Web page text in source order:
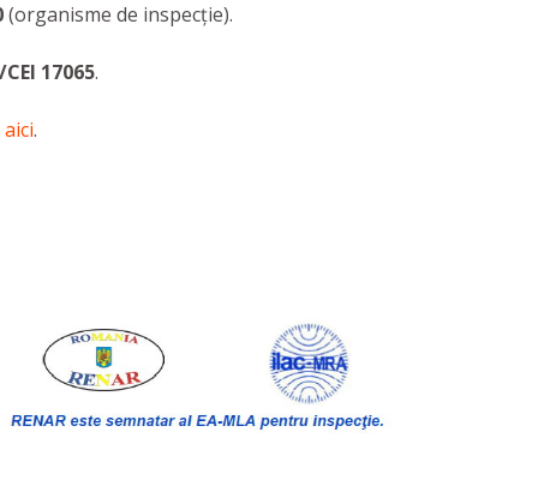
(organisme de inspecție).
CEI 17065.
aici.